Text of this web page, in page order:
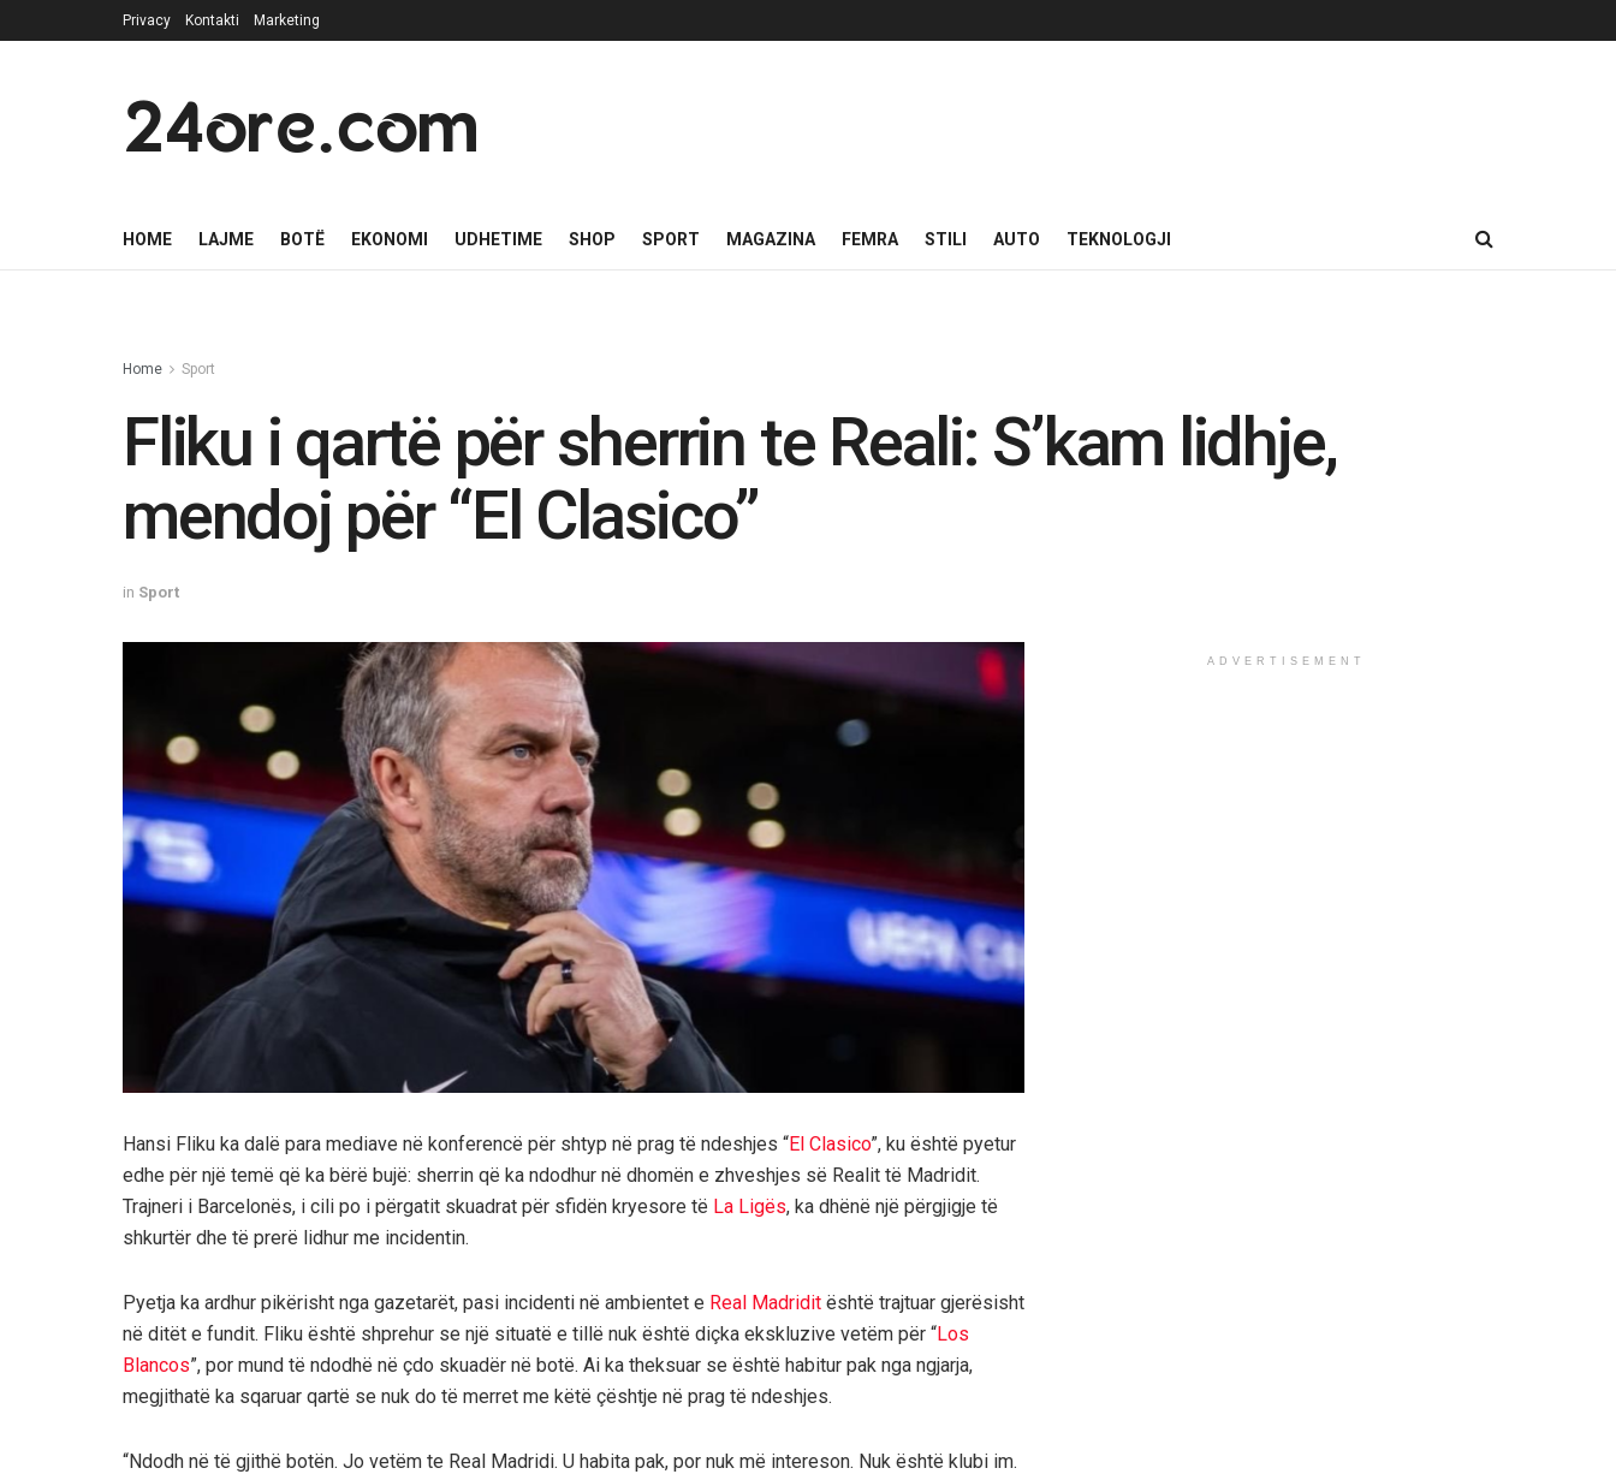
Privacy Kontakti Marketing
24ore.com
HOME LAJME BOTË EKONOMI UDHETIME SHOP SPORT MAGAZINA FEMRA STILI AUTO TEKNOLOGJI
Home Sport
Fliku i qartë për sherrin te Reali: S’kam lidhje,
mendoj për “El Clasico”
in Sport
Hansi Fliku ka dalë para mediave në konferencë për shtyp në prag të ndeshjes “El Clasico”, ku është pyetur
edhe për një temë që ka bërë bujë: sherrin që ka ndodhur në dhomën e zhveshjes së Realit të Madridit.
Trajneri i Barcelonës, i cili po i përgatit skuadrat për sfidën kryesore të La Ligës, ka dhënë një përgjigje të
shkurtër dhe të prerë lidhur me incidentin.
Pyetja ka ardhur pikërisht nga gazetarët, pasi incidenti në ambientet e Real Madridit është trajtuar gjerësisht
në ditët e fundit. Fliku është shprehur se një situatë e tillë nuk është diçka ekskluzive vetëm për “Los
Blancos”, por mund të ndodhë në çdo skuadër në botë. Ai ka theksuar se është habitur pak nga ngjarja,
megjithatë ka sqaruar qartë se nuk do të merret me këtë çështje në prag të ndeshjes.
“Ndodh në të gjithë botën. Jo vetëm te Real Madridi. U habita pak, por nuk më intereson. Nuk është klubi im.
ADVERTISEMENT